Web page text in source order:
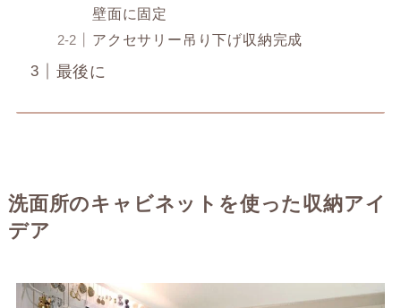
壁面に固定
アクセサリー吊り下げ収納完成
最後に
洗面所のキャビネットを使った収納アイ
デア